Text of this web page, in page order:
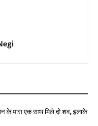
के पास एक साथ मिले दो शव, इलाके